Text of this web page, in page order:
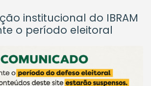
institucional do IBRAM
o período eleitoral